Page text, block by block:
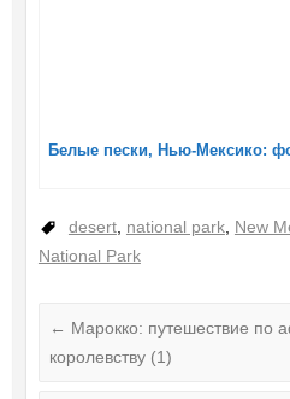
Белые пески, Нью-Мексико:
desert, national park, New
National Park
← Марокко: путешествие по
королевству (1)